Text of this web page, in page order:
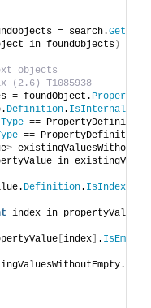
= search.
in foundObjects )
objects
(2.6) T1085938
= foundObject.
Properties
Definition. IsInternal
Type ==
== PropertyDefinition.
>
in
Definition. IsIndexed
index in propertyValue.
index . IsEmpty